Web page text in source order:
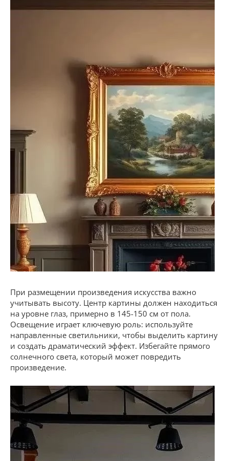
При размещении произведения искусства важно
учитывать высоту. Центр картины должен находиться
на уровне глаз, примерно в 145-150 см от пола.
Освещение играет ключевую роль: используйте
направленные светильники, чтобы выделить картину
и создать драматический эффект. Избегайте прямого
солнечного света, который может повредить
произведение.